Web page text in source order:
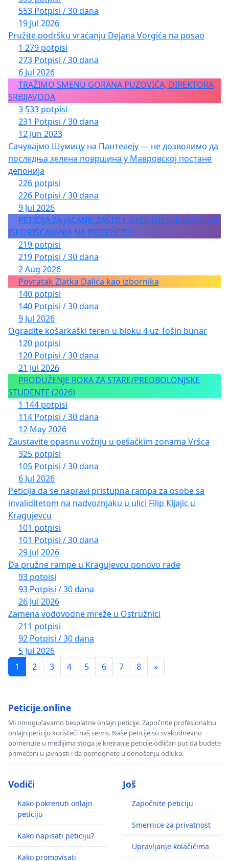
553 Potpisi / 30 dana
19 Jul 2026
Pružite podršku vraćanju Dejana Vorgića na posao
1 279 potpisi
273 Potpisi / 30 dana
6 Jul 2026
TRAŽIMO SMENU GORANA PUZOVIĆA, DIREKTORA
SRBIJAVODA
3 533 potpisi
231 Potpisi / 30 dana
12 Jun 2023
Сачувајмо Шумицу на Пантелеју — не дозволимо да
последња зелена површина у Мавровској постане
депонија
226 potpisi
226 Potpisi / 30 dana
9 Jul 2026
PETICIJA ZA JAČANJE ZAŠTITE DECE OD SEKSUALNOG
ISKORIŠĆAVANJA NA INTERNETU
219 potpisi
219 Potpisi / 30 dana
2 Aug 2026
Povratak Zlatka Dalića kao izbornika
140 potpisi
140 Potpisi / 30 dana
9 Jul 2026
Ogradite košarkaški teren u bloku 4 uz Tošin bunar
120 potpisi
120 Potpisi / 30 dana
21 Jul 2026
PRODUŽENJE ROKA ZA STARE/PREDBOLONJSKE
STUDENTE (2026)
1 144 potpisi
114 Potpisi / 30 dana
12 May 2026
Zaustavite opasnu vožnju u pešačkim zonama Vršca
325 potpisi
105 Potpisi / 30 dana
6 Jul 2026
Peticija da se napravi pristupna rampa za osobe sa
invaliditetom na nadvoznjaku u ulici Filip Kljajic u
Kragujevcu
101 potpisi
101 Potpisi / 30 dana
29 Jul 2026
Da pružne rampe u Kragujevcu ponovo rade
93 potpisi
93 Potpisi / 30 dana
26 Jul 2026
Zamena vodovodne mreže u Ostružnici
211 potpisi
92 Potpisi / 30 dana
5 Jul 2026
1
2 3 4 5 6 7 8 »
Peticije.online
Mi omogućavamo besplatne onlajn peticije. Započnite profesionalnu
onlajn peticiju koristeći naš servis. Naše peticije su svakodnevno
pomenute u medijima stoga je kreiranje peticije odličan put da budete
primećeni u javnosti i da pomognete u donošenju odluka.
Vodiči
Kako pokrenuti onlajn
peticiju
Kako napisati peticiju?
Kako promovisati
Još
Započnite peticiju
Smernice za privatnost
Upravljanje kolačićima